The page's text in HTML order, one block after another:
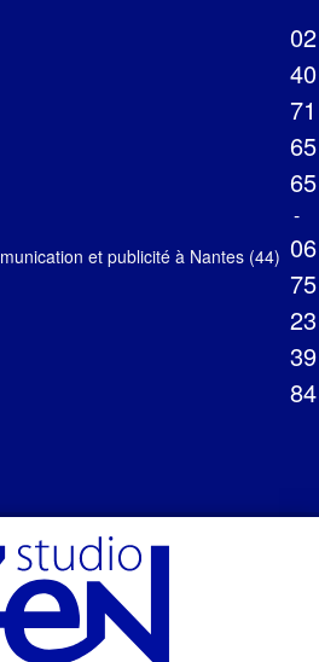
et publicité à Nantes (44)
02
40
71
65
65
-
06
75
23
39
84